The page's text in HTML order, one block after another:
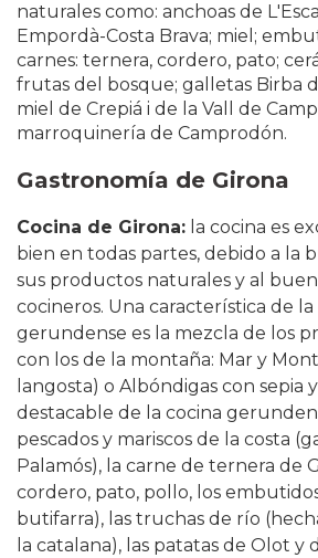
naturales como: anchoas de
Empordà-Costa Brava; miel;
carnes: ternera, cordero, pato;
frutas del bosque; galletas Birba
miel de Crepiá i de la Vall de
marroquinería de Camprodón.
Gastronomía de Girona
Cocina de Girona: la cocina es
bien en todas partes, debido a la
sus productos naturales y al
cocineros. Una característica de la
gerundense es la mezcla de los
con los de la montaña: Mar y
langosta) o Albóndigas con sepia
destacable de la cocina
pescados y mariscos de la costa
Palamós), la carne de ternera de
cordero, pato, pollo, los
butifarra), las truchas de río
la catalana), las patatas de Olot y